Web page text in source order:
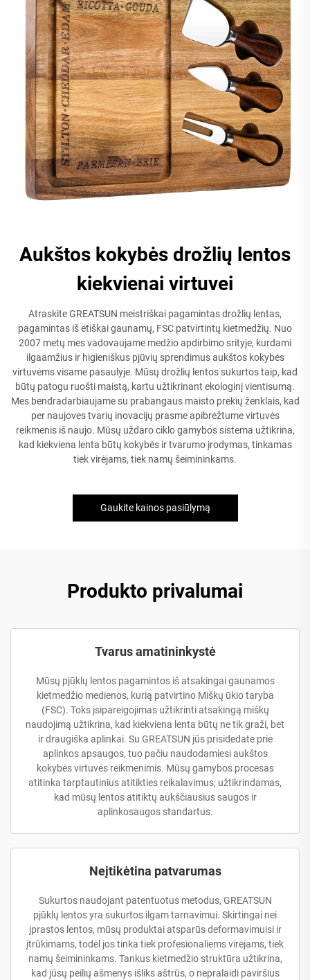
Aukštos kokybės drožlių lentos
kiekvienai virtuvei
Atraskite GREATSUN meistriškai pagamintas drožlių lentas,
pagamintas iš etiškai gaunamų, FSC patvirtintų kietmedžių. Nuo
2007 metų mes vadovaujame medžio apdirbimo srityje, kurdami
ilgaamžius ir higieniškus pjūvių sprendimus aukštos kokybės
virtuvėms visame pasaulyje. Mūsų drožlių lentos sukurtos taip, kad
būtų patogu ruošti maistą, kartu užtikrinant ekologinį vientisumą.
Mes bendradarbiaujame su prabangaus maisto prekių ženklais, kad
per naujoves tvarių inovacijų prasme apibrėžtume virtuvės
reikmenis iš naujo. Mūsų uždaro ciklo gamybos sistema užtikrina,
kad kiekviena lenta būtų kokybės ir tvarumo įrodymas, tinkamas
tiek virėjams, tiek namų šeimininkams.
Gaukite kainos pasiūlymą
Produkto privalumai
Tvarus amatininkystė
Mūsų pjūklų lentos pagamintos iš atsakingai gaunamos
kietmedžio medienos, kurią patvirtino Miškų ūkio taryba
(FSC). Toks įsipareigojimas užtikrinti atsakingą miškų
naudojimą užtikrina, kad kiekviena lenta būtų ne tik graži, bet
ir draugiška aplinkai. Su GREATSUN jūs prisidedate prie
aplinkos apsaugos, tuo pačiu naudodamiesi aukštos
kokybės virtuvės reikmenimis. Mūsų gamybos procesas
atitinka tarptautinius atitikties reikalavimus, užtikrindamas,
kad mūsų lentos atitiktų aukščiausius saugos ir
aplinkosaugos standartus.
Neįtikėtina patvarumas
Sukurtos naudojant patentuotus metodus, GREATSUN
pjūklų lentos yra sukurtos ilgam tarnavimui. Skirtingai nei
įprastos lentos, mūsų produktai atsparūs deformavimuisi ir
įtrūkimams, todėl jos tinka tiek profesionaliems virėjams, tiek
namų šeimininkams. Tankus kietmedžio struktūra užtikrina,
kad jūsų peilių ašmenys išliks aštrūs, o nepralaidi paviršius